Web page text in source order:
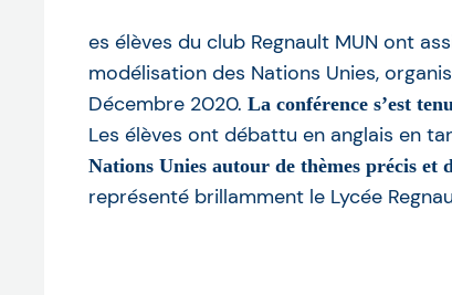
es élèves du club Regnault MUN ont
modélisation des Nations Unies,
Décembre 2020. La conférence s’est
Les élèves ont débattu en anglais en
Nations Unies autour de thèmes précis et
représenté brillamment le Lycée